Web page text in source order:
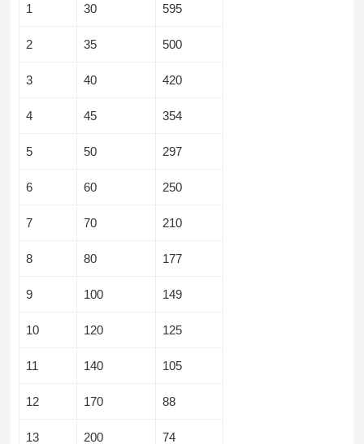
1 30 595
2 35 500
3 40 420
4 45 354
5 50 297
6 60 250
7 70 210
8 80 177
9 100 149
10 120 125
11 140 105
12 170 88
13 200 74